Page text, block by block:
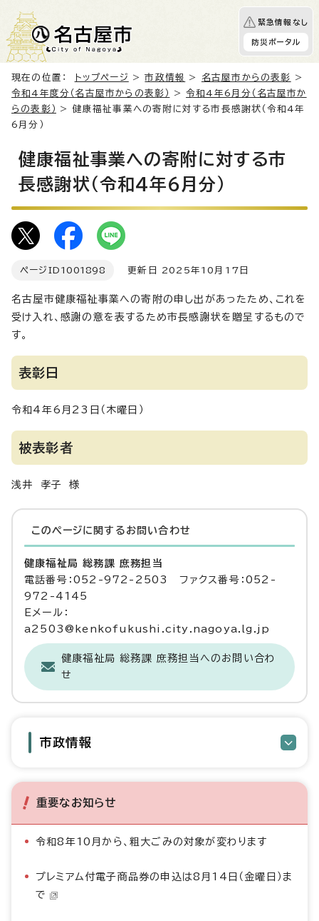
緊急情報なし
防災ポータル
現在の位置： トップページ >市政情報 > 名古屋市からの表彰
>
令和4年度分（名古屋市からの表彰）
>令和4年6月分（名古屋市か
らの表彰）
> 健康福祉事業への寄附に対する市長感謝状（令和4年
6月分）
健康福祉事業への寄附に対する市
長感謝状（令和4年6月分）
ページID 1001898 更新日 2025年10月17日
名古屋市健康福祉事業への寄附の申し出があったため、これを
受け入れ、感謝の意を表するため市長感謝状を贈呈するもので
す。
表彰日
令和4年6月23日（木曜日）
被表彰者
浅井 孝子 様
このページに関する お問い合わせ
健康福祉局 総務課 庶務担当
電話番号：052-972-2503 ファクス番号：052-
972-4145
Eメール：
a2503@kenkofukushi.city.nagoya.lg.jp
健康福祉局 総務課 庶務担当へのお問い合わ
せ
市政情報
重要なお知らせ
令和8年10月から、粗大ごみの対象が変わります
プレミアム付電子商品券の申込は8月14日（金曜日）ま
で